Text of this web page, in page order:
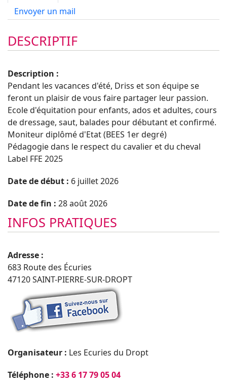
Envoyer un mail
DESCRIPTIF
Description :
Pendant les vacances d'été, Driss et son équipe se
feront un plaisir de vous faire partager leur passion.
Ecole d'équitation pour enfants, ados et adultes, cours
de dressage, saut, balades pour débutant et confirmé.
Moniteur diplômé d'Etat (BEES 1er degré)
Pédagogie dans le respect du cavalier et du cheval
Label FFE 2025
Date de début : 6 juillet 2026
Date de fin : 28 août 2026
INFOS PRATIQUES
Adresse :
683 Route des Écuries
47120 SAINT-PIERRE-SUR-DROPT
Organisateur : Les Ecuries du Dropt
Téléphone : +33 6 17 79 05 04